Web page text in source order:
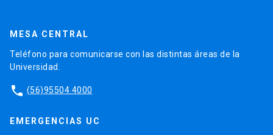
MESA CENTRAL
Teléfono para comunicarse con las distintas áreas de la
Universidad.
phone (56)95504 4000
EMERGENCIAS UC